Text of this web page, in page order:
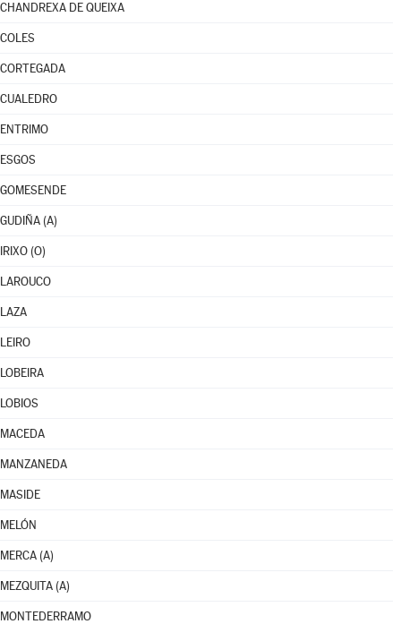
CHANDREXA DE QUEIXA
COLES
CORTEGADA
CUALEDRO
ENTRIMO
ESGOS
GOMESENDE
GUDIÑA (A)
IRIXO (O)
LAROUCO
LAZA
LEIRO
LOBEIRA
LOBIOS
MACEDA
MANZANEDA
MASIDE
MELÓN
MERCA (A)
MEZQUITA (A)
MONTEDERRAMO